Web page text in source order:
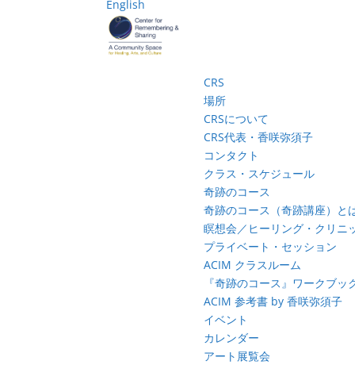
English
CRS
場所
CRSについて
CRS代表・香咲弥須子
コンタクト
クラス・スケジュール
奇跡のコース
奇跡のコース（奇跡講座）と
瞑想会／ヒーリング・クリニ
プライベート・セッション
ACIM クラスルーム
『奇跡のコース』ワークブッ
ACIM 参考書 by 香咲弥須子
イベント
カレンダー
アート展覧会